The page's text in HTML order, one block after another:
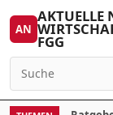
Skip to content
AN
AKTUELLE
FGG
Search for: